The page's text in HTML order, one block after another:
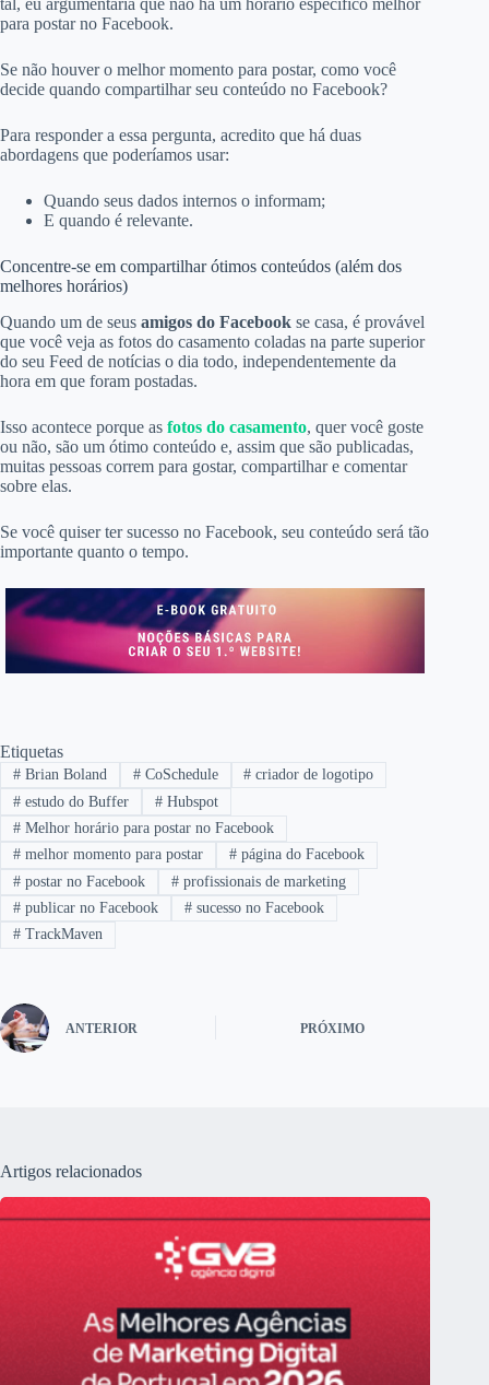
tal, eu argumentaria que não há um horário específico melhor
para postar no Facebook.
Se não houver o melhor momento para postar, como você
decide quando compartilhar seu conteúdo no Facebook?
Para responder a essa pergunta, acredito que há duas
abordagens que poderíamos usar:
Quando seus dados internos o informam;
E quando é relevante.
Concentre-se em compartilhar ótimos conteúdos (além dos
melhores horários)
Quando um de seus amigos do Facebook se casa, é provável
que você veja as fotos do casamento coladas na parte superior
do seu Feed de notícias o dia todo, independentemente da
hora em que foram postadas.
Isso acontece porque as fotos do casamento, quer você goste
ou não, são um ótimo conteúdo e, assim que são publicadas,
muitas pessoas correm para gostar, compartilhar e comentar
sobre elas.
Se você quiser ter sucesso no Facebook, seu conteúdo será tão
importante quanto o tempo.
Etiquetas
#Brian Boland #CoSchedule # criador de logotipo
#estudo do Buffer #Hubspot
#Melhor horário para postar no Facebook
#melhor momento para postar #página do Facebook
#postar no Facebook #profissionais de marketing
#publicar no Facebook #sucesso no Facebook
#TrackMaven
ANTERIOR PRÓXIMO
Artigos relacionados